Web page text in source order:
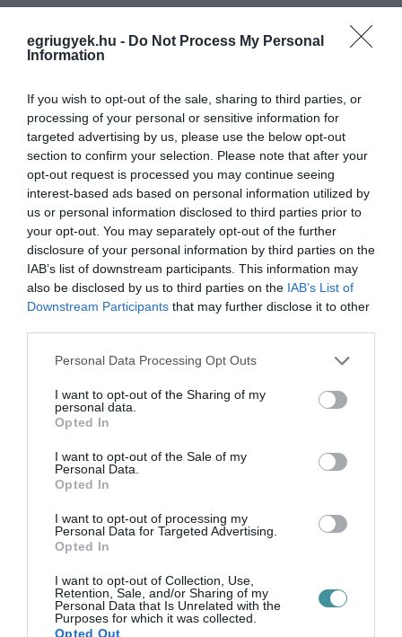
egriugyek.hu - Do Not Process My Personal
Information
If you wish to opt-out of the sale, sharing to third parties, or
processing of your personal or sensitive information for
targeted advertising by us, please use the below opt-out
section to confirm your selection. Please note that after your
opt-out request is processed you may continue seeing
interest-based ads based on personal information utilized by
us or personal information disclosed to third parties prior to
your opt-out. You may separately opt-out of the further
disclosure of your personal information by third parties on the
IAB’s list of downstream participants. This information may
also be disclosed by us to third parties on the IAB’s List of
Downstream Participants that may further disclose it to other
Please note that this website/app uses one or more Google
not limited to your visit or usage behaviour. You may click to
grant or deny consent to Google and its third-party tags to
use your data for below specified purposes in below Google
consent section.
Personal Data Processing Opt Outs
I want to opt-out of the Sharing of my
personal data.
Opted In
I want to opt-out of the Sale of my
Personal Data.
Opted In
I want to opt-out of processing my
Personal Data for Targeted Advertising.
Opted In
I want to opt-out of Collection, Use,
Retention, Sale, and/or Sharing of my
Personal Data that Is Unrelated with the
Purposes for which it was collected.
Opted Out
A Fidesszel egyébként a független Volner
János, valamint a német nemzetiségi képviselő
Ritter Imre
többi képviselő, akik nemet nyomtak a
szavazáson, mind az ellenzéki összefogás
pártjainak soraiból került ki, továbbá nemmel
szavazott a függetlenek közül az
előválasztáson a Momentum színeiben induló
Hadházy Ákos és Szabó Szabolcs, a volt
jobbikos Varga-Damm Andrea, illetve a mi
hazánkos Dúró Dóra.
Ezt a cikket azAzonnaliszállította.
(Indexkép forrása: unsplash.com)
Ne maradjon le a legfrissebb hírekről, kövessen
bennünket az EGRI ÜGYEK Google Hírek oldalán!
VISSZA A FŐOLDALRA